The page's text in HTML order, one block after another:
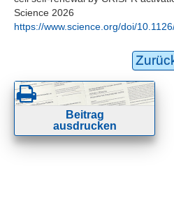
Science 2026
https://www.science.org/doi/
Beitrag
ausdrucken